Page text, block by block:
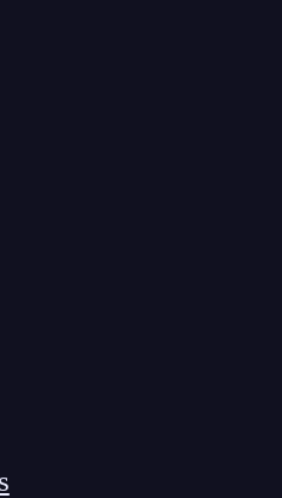
en SQL?